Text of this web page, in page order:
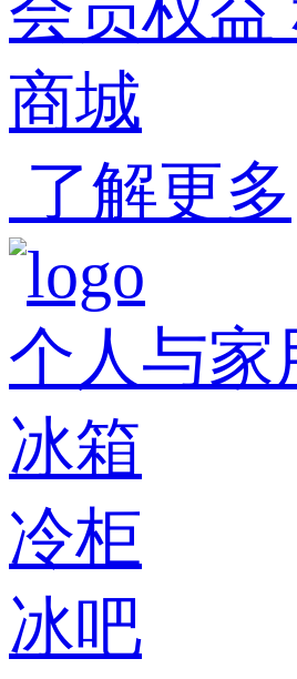
商城
了解更多
个人与家
冰箱
冷柜
冰吧